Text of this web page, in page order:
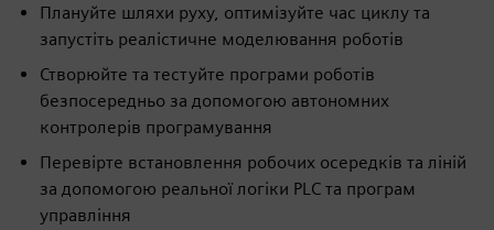
Плануйте шляхи руху, оптимізуйте час циклу та
запустіть реалістичне моделювання роботів
Створюйте та тестуйте програми роботів
безпосередньо за допомогою автономних
контролерів програмування
Перевірте встановлення робочих осередків та ліній
за допомогою реальної логіки PLC та програм
управління